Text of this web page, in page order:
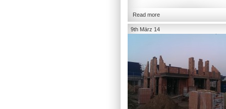
Read more
9th März 14